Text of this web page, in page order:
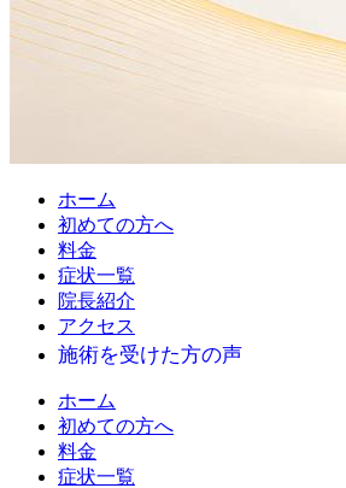
ホーム
初めての方へ
料金
症状一覧
院長紹介
アクセス
ホーム
初めての方へ
料金
症状一覧